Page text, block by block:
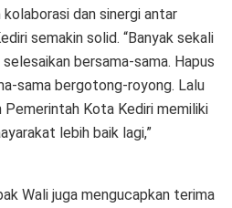
kolaborasi dan sinergi antar
semakin solid. “Banyak sekali
bersama-sama. Hapus
sama bergotong-royong. Lalu
Pemerintah Kota Kediri memiliki
lebih baik lagi,”
Wali juga mengucapkan terima